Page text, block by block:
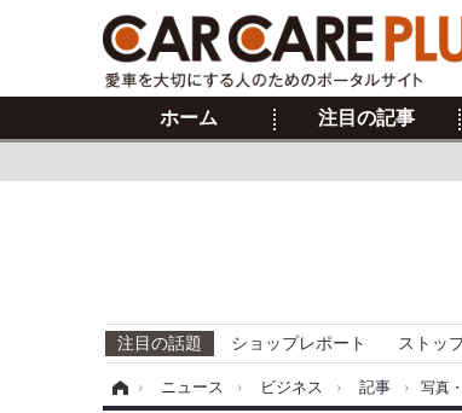
ホーム 注目の記事
注目の話題 ショップレポート ストッ
› ニュース › ビジネス › 記事 › 写真